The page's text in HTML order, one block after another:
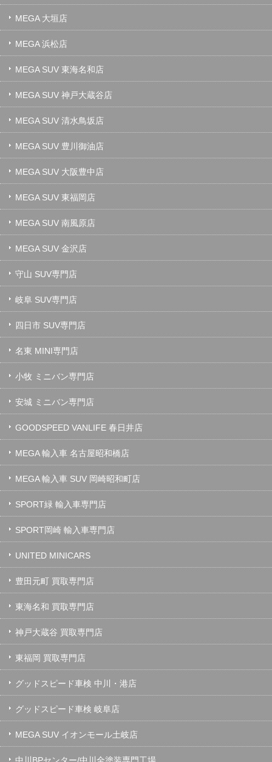
MEGA 大垣店
MEGA 浜松店
MEGA SUV 東海名和店
MEGA SUV 神戸大蔵谷店
MEGA SUV 清水鳥坂店
MEGA SUV 豊川御油店
MEGA SUV 大阪豊中店
MEGA SUV 東福岡店
MEGA SUV 南風原店
MEGA SUV 金沢店
守山 SUV専門店
岐阜 SUV専門店
四日市 SUV専門店
名東 MINI専門店
小牧 ミニバン専門店
安城 ミニバン専門店
GOODSPEED VANLIFE 春日井店
MEGA 輸入車 名古屋昭和橋店
MEGA 輸入車 SUV 岡崎昭和町店
SPORT緑 輸入車専門店
SPORT岡崎 輸入車専門店
UNITED MINICARS
豊田元町 買取専門店
東海名和 買取専門店
神戸大蔵谷 買取専門店
東福岡 買取専門店
グッドスピード車検 中川・港店
グッドスピード車検 岐阜店
MEGA SUV イオンモール土岐店
中川BPセンター/中川全塗装専門工場